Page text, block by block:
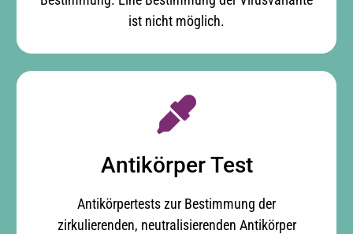
ist nicht möglich.
Antikörper Test
Antikörpertests zur Bestimmung der
zirkulierenden, neutralisierenden Antikörper